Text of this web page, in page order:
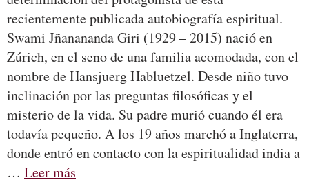
recientemente publicada autobiografía espiritual.
Swami Jñanananda Giri (1929 – 2015) nació en
Zúrich, en el seno de una familia acomodada, con el
nombre de Hansjuerg Habluetzel. Desde niño tuvo
inclinación por las preguntas filosóficas y el
misterio de la vida. Su padre murió cuando él era
todavía pequeño. A los 19 años marchó a Inglaterra,
donde entró en contacto con la espiritualidad india a
… Leer más